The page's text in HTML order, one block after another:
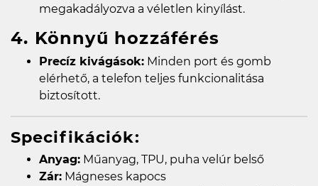
megakadályozva a véletlen kinyílást.
4. Könnyű hozzáférés
Precíz kivágások: Minden port és gomb
elérhető, a telefon teljes funkcionalitása
biztosított.
Specifikációk:
Anyag: Műanyag, TPU, puha velúr belső
Zár: Mágneses kapocs